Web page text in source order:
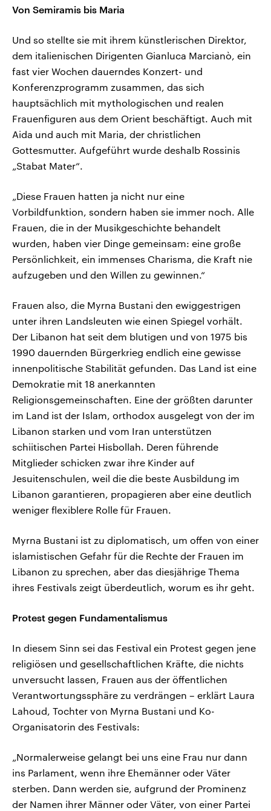
Von Semiramis bis Maria
Und so stellte sie mit ihrem künstlerischen Direktor,
dem italienischen Dirigenten Gianluca Marcianò, ein
fast vier Wochen dauerndes Konzert- und
Konferenzprogramm zusammen, das sich
hauptsächlich mit mythologischen und realen
Frauenfiguren aus dem Orient beschäftigt. Auch mit
Aida und auch mit Maria, der christlichen
Gottesmutter. Aufgeführt wurde deshalb Rossinis
„Stabat Mater“.
„Diese Frauen hatten ja nicht nur eine
Vorbildfunktion, sondern haben sie immer noch. Alle
Frauen, die in der Musikgeschichte behandelt
wurden, haben vier Dinge gemeinsam: eine große
Persönlichkeit, ein immenses Charisma, die Kraft nie
aufzugeben und den Willen zu gewinnen.“
Frauen also, die Myrna Bustani den ewiggestrigen
unter ihren Landsleuten wie einen Spiegel vorhält.
Der Libanon hat seit dem blutigen und von 1975 bis
1990 dauernden Bürgerkrieg endlich eine gewisse
innenpolitische Stabilität gefunden. Das Land ist eine
Demokratie mit 18 anerkannten
Religionsgemeinschaften. Eine der größten darunter
im Land ist der Islam, orthodox ausgelegt von der im
Libanon starken und vom Iran unterstützen
schiitischen Partei Hisbollah. Deren führende
Mitglieder schicken zwar ihre Kinder auf
Jesuitenschulen, weil die die beste Ausbildung im
Libanon garantieren, propagieren aber eine deutlich
weniger flexiblere Rolle für Frauen.
Myrna Bustani ist zu diplomatisch, um offen von einer
islamistischen Gefahr für die Rechte der Frauen im
Libanon zu sprechen, aber das diesjährige Thema
ihres Festivals zeigt überdeutlich, worum es ihr geht.
Protest gegen Fundamentalismus
In diesem Sinn sei das Festival ein Protest gegen jene
religiösen und gesellschaftlichen Kräfte, die nichts
unversucht lassen, Frauen aus der öffentlichen
Verantwortungssphäre zu verdrängen – erklärt Laura
Lahoud, Tochter von Myrna Bustani und Ko-
Organisatorin des Festivals:
„Normalerweise gelangt bei uns eine Frau nur dann
ins Parlament, wenn ihre Ehemänner oder Väter
sterben. Dann werden sie, aufgrund der Prominenz
der Namen ihrer Männer oder Väter, von einer Partei